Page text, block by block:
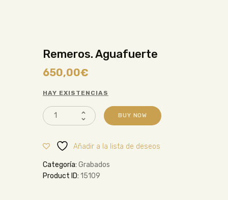
Remeros. Aguafuerte
650,00€
HAY EXISTENCIAS
BUY NOW
Añadir a la lista de deseos
Categoría: Grabados
Product ID: 15109